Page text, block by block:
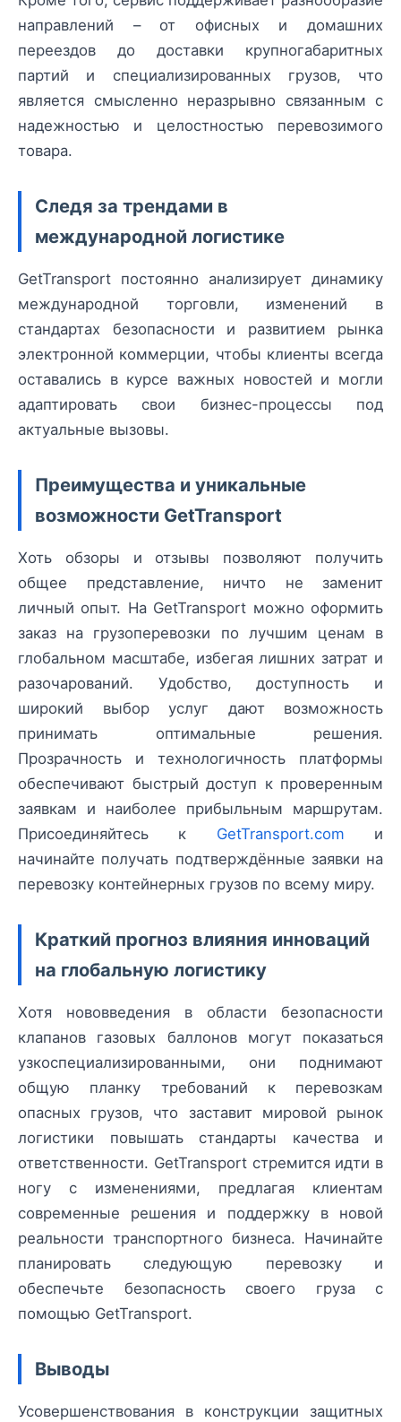
направлений – от офисных и домашних
переездов до доставки крупногабаритных
партий и специализированных грузов, что
является смысленно неразрывно связанным с
надежностью и целостностью перевозимого
товара.
Следя за трендами в
международной логистике
GetTransport постоянно анализирует динамику
международной торговли, изменений в
стандартах безопасности и развитием рынка
электронной коммерции, чтобы клиенты всегда
оставались в курсе важных новостей и могли
адаптировать свои бизнес-процессы под
актуальные вызовы.
Преимущества и уникальные
возможности GetTransport
Хоть обзоры и отзывы позволяют получить
общее представление, ничто не заменит
личный опыт. На GetTransport можно оформить
заказ на грузоперевозки по лучшим ценам в
глобальном масштабе, избегая лишних затрат и
разочарований. Удобство, доступность и
широкий выбор услуг дают возможность
принимать оптимальные решения.
Прозрачность и технологичность платформы
обеспечивают быстрый доступ к проверенным
заявкам и наиболее прибыльным маршрутам.
Присоединяйтесь к GetTransport.com и
начинайте получать подтверждённые заявки на
перевозку контейнерных грузов по всему миру.
Краткий прогноз влияния инноваций
на глобальную логистику
Хотя нововведения в области безопасности
клапанов газовых баллонов могут показаться
узкоспециализированными, они поднимают
общую планку требований к перевозкам
опасных грузов, что заставит мировой рынок
логистики повышать стандарты качества и
ответственности. GetTransport стремится идти в
ногу с изменениями, предлагая клиентам
современные решения и поддержку в новой
реальности транспортного бизнеса. Начинайте
планировать следующую перевозку и
обеспечьте безопасность своего груза с
помощью GetTransport.
Выводы
Усовершенствования в конструкции защитных